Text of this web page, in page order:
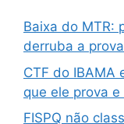
Baixa do MTR:
derruba a
CTF do IBAMA
que ele prova
FISPQ não